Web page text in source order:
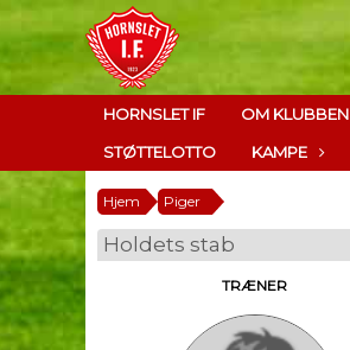
HORNSLET IF OM KLUBBEN
STØTTELOTTO
KAMPE
Hjem Piger
Holdets stab
TRÆNER